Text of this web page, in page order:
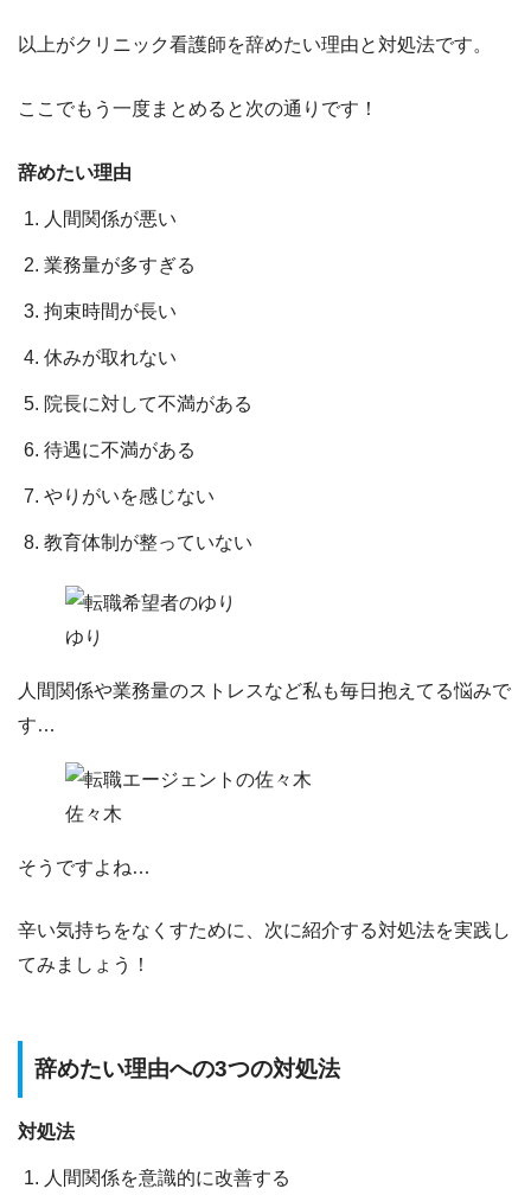
以上がクリニック看護師を辞めたい理由と対処法です。
ここでもう一度まとめると次の通りです！
辞めたい理由
人間関係が悪い
業務量が多すぎる
拘束時間が長い
休みが取れない
院長に対して不満がある
待遇に不満がある
やりがいを感じない
教育体制が整っていない
ゆり
人間関係や業務量のストレスなど私も毎日抱えてる悩みで
す…
佐々木
そうですよね…
辛い気持ちをなくすために、次に紹介する対処法を実践し
てみましょう！
辞めたい理由への3つの対処法
対処法
人間関係を意識的に改善する